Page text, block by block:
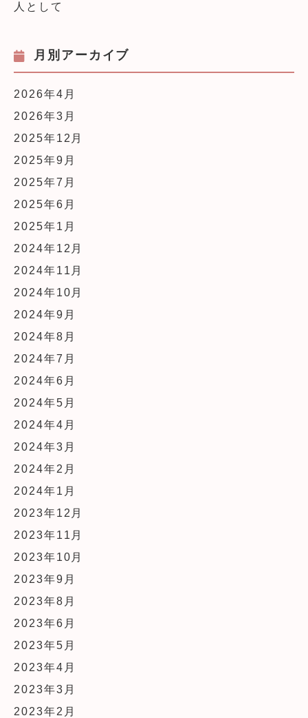
人として
月別アーカイブ
2026年4月
2026年3月
2025年12月
2025年9月
2025年7月
2025年6月
2025年1月
2024年12月
2024年11月
2024年10月
2024年9月
2024年8月
2024年7月
2024年6月
2024年5月
2024年4月
2024年3月
2024年2月
2024年1月
2023年12月
2023年11月
2023年10月
2023年9月
2023年8月
2023年6月
2023年5月
2023年4月
2023年3月
2023年2月